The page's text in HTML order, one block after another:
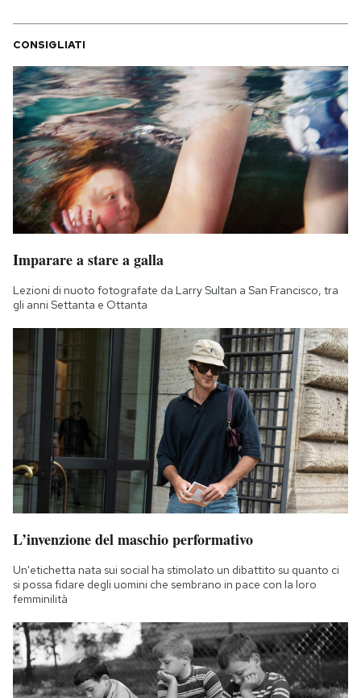
CONSIGLIATI
Imparare a stare a galla
Lezioni di nuoto fotografate da Larry Sultan a San Francisco, tra
gli anni Settanta e Ottanta
L’invenzione del maschio performativo
Un'etichetta nata sui social ha stimolato un dibattito su quanto ci
si possa fidare degli uomini che sembrano in pace con la loro
femminilità